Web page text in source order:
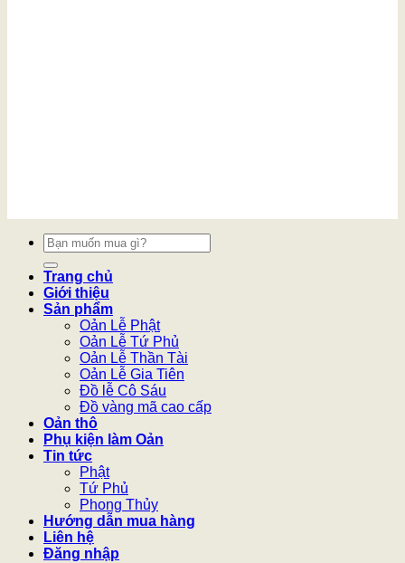
Tìm
kiếm:
Trang chủ
Giới thiệu
Sản phẩm
Oản Lễ Phật
Oản Lễ Tứ Phủ
Oản Lễ Thần Tài
Oản Lễ Gia Tiên
Đồ lễ Cô Sáu
Đồ vàng mã cao cấp
Oản thô
Phụ kiện làm Oản
Tin tức
Phật
Tứ Phủ
Phong Thủy
Hướng dẫn mua hàng
Liên hệ
Đăng nhập